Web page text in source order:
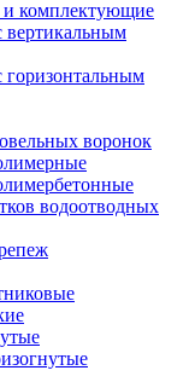
и комплектующие
вертикальным
воронок
водоотводных